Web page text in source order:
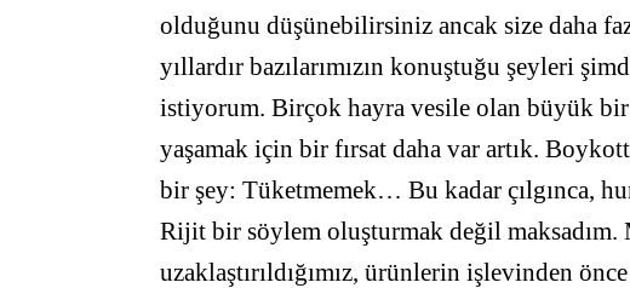
olduğunu düşünebilirsiniz ancak size daha
yıllardır bazılarımızın konuştuğu şeyleri
istiyorum. Birçok hayra vesile olan büyük
yaşamak için bir fırsat daha var artık.
bir şey: Tüketmemek… Bu kadar çılgınca,
Rijit bir söylem oluşturmak değil maksadım.
uzaklaştırıldığımız, ürünlerin işlevinden